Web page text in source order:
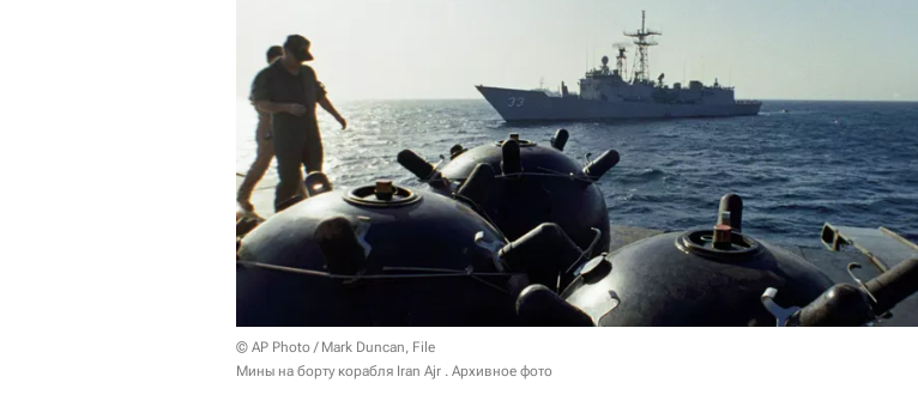
© AP Photo / Mark Duncan, File
Мины на борту корабля Iran Ajr . Архивное фото